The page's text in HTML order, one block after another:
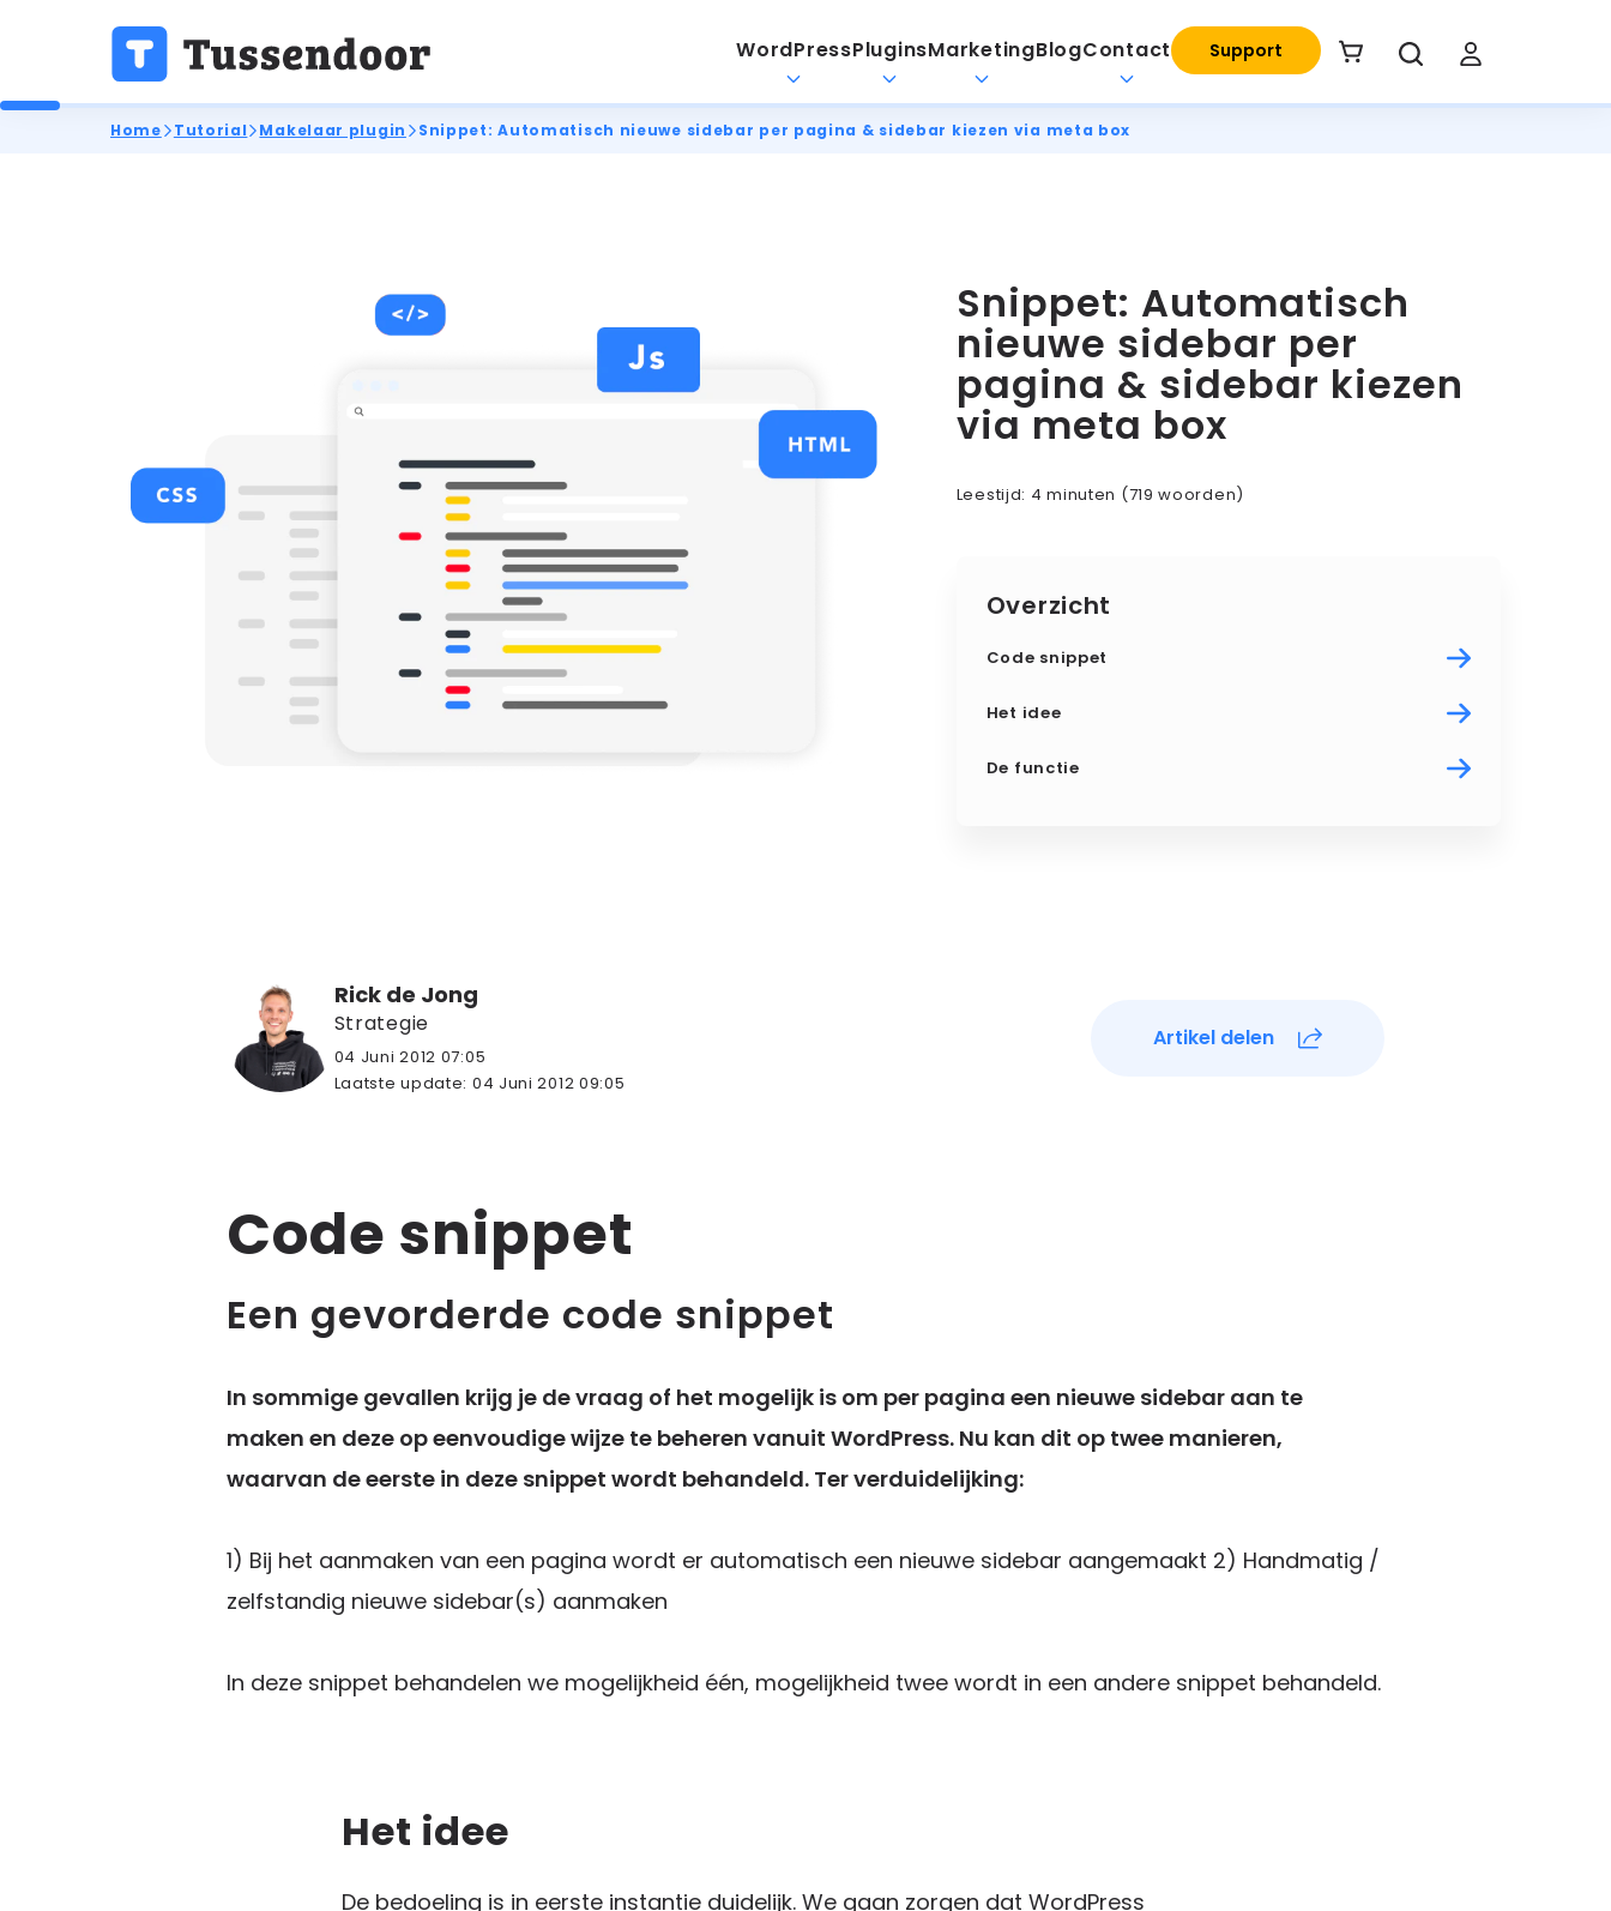
WordPressPluginsMarketingBlogContact Support
Home Tutorial Makelaar plugin Snippet: Automatisch nieuwe sidebar per pagina & sidebar kiezen via meta box
Snippet: Automatisch
nieuwe sidebar per
pagina & sidebar kiezen
via meta box
Leestijd: 4 minuten (719 woorden)
Overzicht
Code snippet
Het idee
De functie
Rick de Jong
Strategie
04 Juni 2012 07:05
Laatste update: 04 Juni 2012 09:05
Artikel delen
Code snippet
Een gevorderde code snippet
In sommige gevallen krijg je de vraag of het mogelijk is om per pagina een nieuwe sidebar aan te
maken en deze op eenvoudige wijze te beheren vanuit WordPress. Nu kan dit op twee manieren,
waarvan de eerste in deze snippet wordt behandeld. Ter verduidelijking:
1) Bij het aanmaken van een pagina wordt er automatisch een nieuwe sidebar aangemaakt 2) Handmatig /
zelfstandig nieuwe sidebar(s) aanmaken
In deze snippet behandelen we mogelijkheid één, mogelijkheid twee wordt in een andere snippet behandeld.
Het idee
De bedoeling is in eerste instantie duidelijk. We gaan zorgen dat WordPress